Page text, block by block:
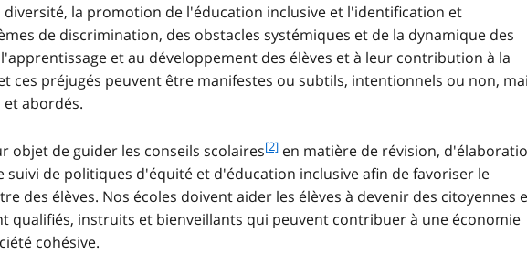
diversité, la promotion de l'éducation inclusive et l'identification et
de discrimination, des obstacles systémiques et de la dynamique des
et au développement des élèves et à leur contribution à la
ces préjugés peuvent être manifestes ou subtils, intentionnels ou non,
abordés.
objet de guider les conseils scolairesf
o
o
t
n
[2] en matière de révision,
suivi de politiques d'équité et d'éducation inclusive afin de favoriser le
des élèves. Nos écoles doivent aider les élèves à devenir des citoyennes
qualifiés, instruits et bienveillants qui peuvent contribuer à une économie
cohésive.